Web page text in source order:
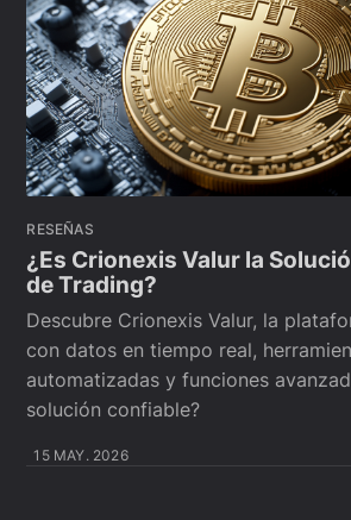
RESEÑAS
¿Es Crionexis Valur la
de Trading?
Descubre Crionexis Valur, la
con datos en tiempo real,
automatizadas y funciones
solución confiable?
15 MAY. 2026